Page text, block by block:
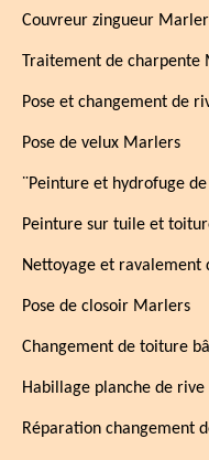
Couvreur zingueur
Traitement de charpente
Pose et changement de
Pose de velux Marlers
¨Peinture et hydrofuge
Peinture sur tuile et
Nettoyage et ravalement
Pose de closoir Marlers
Changement de toiture
Habillage planche de
Réparation changement